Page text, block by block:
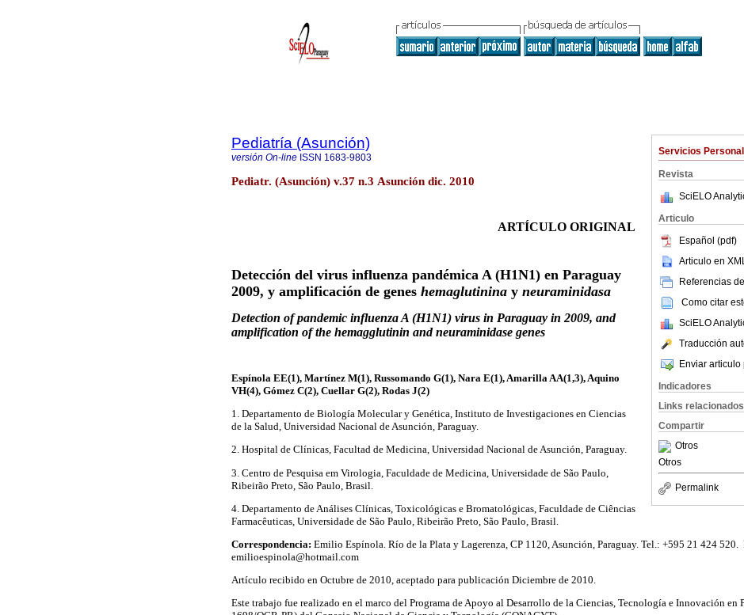
Servicios
Revista
SciELO
Articulo
Español (pdf)
Articulo en XML
Referencias
Como citar
SciELO
Traducción
Enviar articulo
Indicadores
Links relacionados
Compartir
Otros
Otros
Permalink
Pediatría (Asunción)
versión On-line ISSN 1683-9803
Pediatr. (Asunción) v.37 n.3 Asunción dic. 2010
ARTÍCULO ORIGINAL
Detección del virus influenza pandémica A (H1N1) en Paraguay
2009, y amplificación de genes hemaglutinina y neuraminidasa
Detection of pandemic influenza A (H1N1) virus in Paraguay in 2009, and
amplification of the hemagglutinin and neuraminidase genes
Espínola EE(1), Martínez M(1), Russomando G(1), Nara E(1), Amarilla AA(1,3), Aquino
VH(4), Gómez C(2), Cuellar G(2), Rodas J(2)
1. Departamento de Biología Molecular y Genética, Instituto de Investigaciones en Ciencias
de la Salud, Universidad Nacional de Asunción, Paraguay.
2. Hospital de Clínicas, Facultad de Medicina, Universidad Nacional de Asunción, Paraguay.
3. Centro de Pesquisa em Virologia, Faculdade de Medicina, Universidade de São Paulo,
Ribeirão Preto, São Paulo, Brasil.
4. Departamento de Análises Clínicas, Toxicológicas e Bromatológicas, Faculdade de Ciências
Farmacêuticas, Universidade de São Paulo, Ribeirão Preto, São Paulo, Brasil.
Correspondencia: Emilio Espínola. Río de la Plata y Lagerenza, CP 1120, Asunción, Paraguay. Tel.: +595 21 424 520.
emilioespinola@hotmail.com
Artículo recibido en Octubre de 2010, aceptado para publicación Diciembre de 2010.
Este trabajo fue realizado en el marco del Programa de Apoyo al Desarrollo de la Ciencias, Tecnología e Innovación en